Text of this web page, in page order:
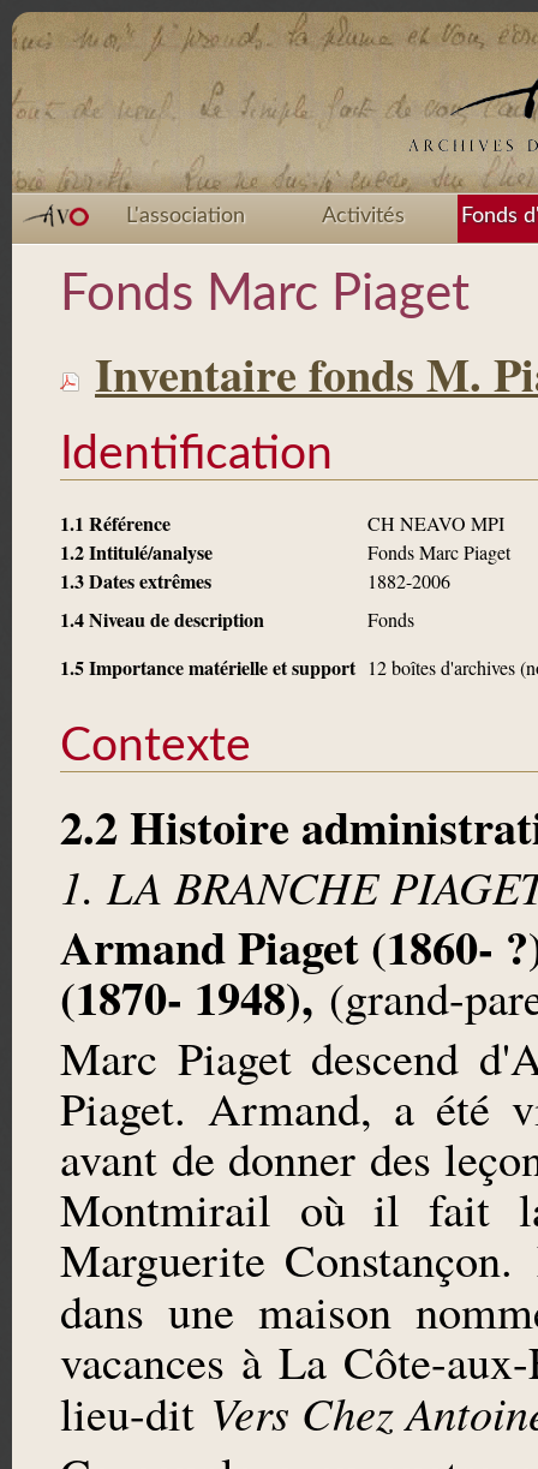
L'association Activités Fonds
Fonds Marc Piaget
Inventaire fonds M.
Identification
1.1 Référence CH NEAVO MPI
1.2 Intitulé/analyse Fonds Marc Piaget
1.3 Dates extrêmes 1882-2006
1.4 Niveau de description Fonds
1.5 Importance matérielle et support 12 boîtes d'archives
Contexte
2.2 Histoire
1. LA BRANCHE
Armand Piaget (1860-
(1870- 1948),(grand-
Marc Piaget descend
Piaget. Armand, a été
avant de donner des
Montmirail où il fait la
Marguerite
dans une maison
vacances à La Côte-
lieu-dit Vers Chez